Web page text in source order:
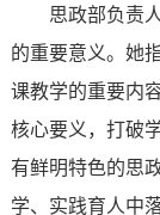
思政部负责
的重要意义。她
课教学的重要内
核心要义，打破
有鲜明特色的思
学、实践育人中